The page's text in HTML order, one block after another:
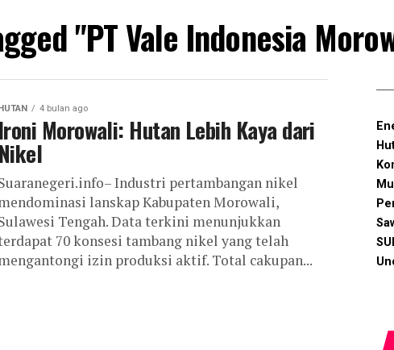
"PT Vale Indonesia
4 bulan ago
Ironi Morowali: Hutan Lebih Kaya dari
Nikel
Industri pertambangan nikel
lanskap Kabupaten Morowali,
Tengah. Data terkini menunjukkan
70 konsesi tambang nikel yang telah
izin produksi aktif. Total cakupan...